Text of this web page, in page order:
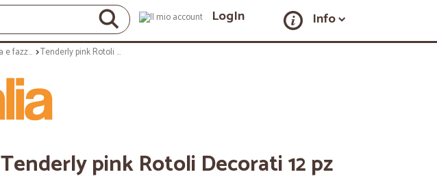
LogIn Info
Carta igienica e fazzoletti Tenderly pink Rotoli Decorati 12 pz
Tenderly pink Rotoli Decorati 12 pz